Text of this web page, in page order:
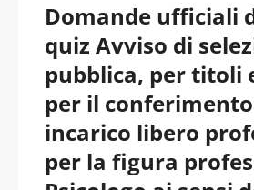
Domande ufficiali
quiz Avviso di
pubblica, per titoli
per il conferimento
incarico libero
per la figura